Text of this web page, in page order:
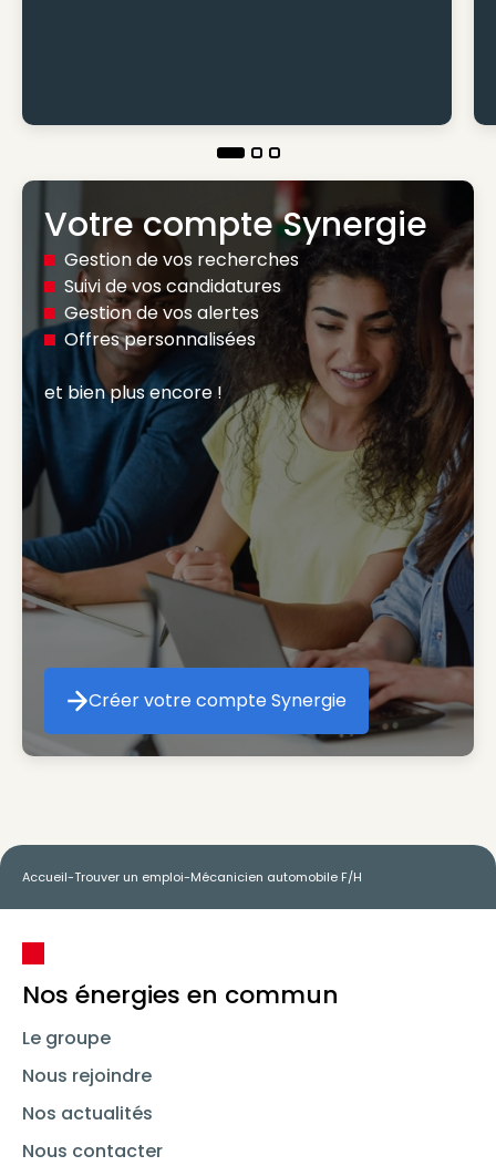
Votre compte Synergie
Gestion de vos recherches
Suivi de vos candidatures
Gestion de vos alertes
Offres personnalisées
et bien plus encore !
Créer votre compte Synergie
Créer votre compte Synergie
Accueil-Trouver un emploi-Mécanicien automobile F/H
Nos énergies en commun
Le groupe
Nous rejoindre
Nos actualités
Nous contacter